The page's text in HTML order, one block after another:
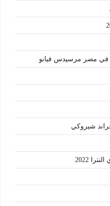
في مصر مرسيدس فيانو
شيروكي
2022